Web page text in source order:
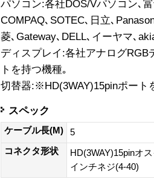
パソコン:各社DOS/Vパソコン､
COMPAQ､SOTEC､日立､
菱､Gateway､DELL､イーヤマ､
ディスプレイ:各社アナログ
トを持つ機種｡
切替器:※HD(3WAY)15pinポート
スペック
ケーブル長(M)
5
コネクタ形状
HD(3WAY)15pinオ
インチネジ(4-40)